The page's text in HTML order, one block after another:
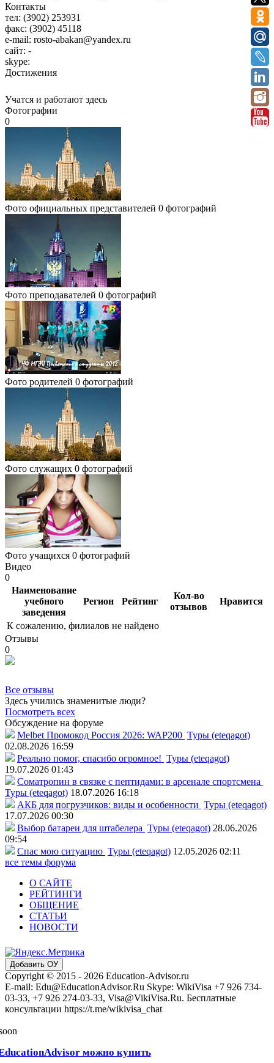
Контакты
тел: (3902) 253931
факс: (3902) 45118
e-mail: rosto-abakan@yandex.ru
сайт: -
skype:
Достижения
Учатся и работают здесь
Фотографии
0
Фото официальных представителей 0 фотографий
Фото преподавателей 0 фотографий
Фото родителей 0 фотографий
Фото служащих 0 фотографий
Фото учащихся 0 фотографий
Видео
0
Наименование
учебного
заведения
Регион Рейтинг
Кол-во
отзывов
Нравится
К сожалению, филиалов не найдено
Отзывы
0
Все отзывы
Здесь учились знаменитые люди?
Посмотреть всех
Обсуждение на форуме
Melbet Промокод Россия 2026: WAP200 Туры (eteqagot)
02.08.2026 16:59
Реально помог, спасибо огромное! Туры (eteqagot)
19.07.2026 01:43
Соматропин в связке с пептидами: в арсенале спортсмена
Туры (eteqagot) 18.07.2026 16:18
АКБ для погрузчиков: виды и особенности Туры (eteqagot)
17.07.2026 00:30
Выбор батареи для штабелера Туры (eteqagot) 28.06.2026
09:54
Спас мою ситуацию Туры (eteqagot) 12.05.2026 02:11
все темы форума
О САЙТЕ
РЕЙТИНГИ
ОБЩЕНИЕ
СТАТЬИ
НОВОСТИ
Добавить ОУ
Copyright © 2015 - 2026 Education-Advisor.ru
E-mail: Edu@EducationAdvisor.Ru Skype: WikiVisa +7 926 734-
03-33, +7 926 274-03-33, Visa@VikiVisa.Ru. Бесплатные
консультации https://t.me/wikivisa_chat
можно купить